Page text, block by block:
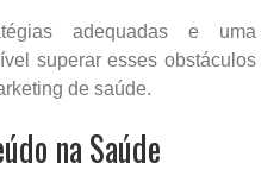
adequadas e uma
superar esses obstáculos
de saúde.
na Saúde